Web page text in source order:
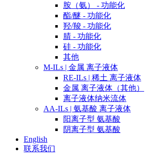
胺（氨） - 功能化
酯/醚 - 功能化
羟/羧 - 功能化
腈 - 功能化
硅 - 功能化
其他
M-ILs | 金属 离子液体
RE-ILs | 稀土 离子液体
金属 离子液体（其他）
离子液体纳米流体
AA-ILs | 氨基酸 离子液体
阳离子型 氨基酸
阴离子型 氨基酸
English
联系我们